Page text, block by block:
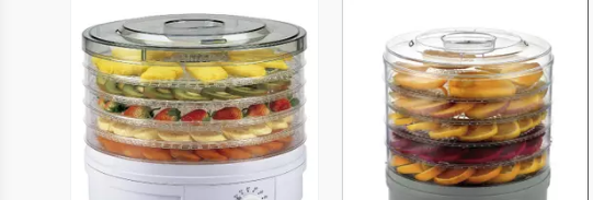
Vista Previa Vista Previa